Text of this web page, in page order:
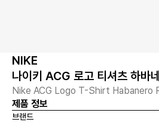
NIKE
나이키 ACG 로고 티셔츠 하바
Nike ACG Logo T-Shirt Habanero
제품 정보
브랜드